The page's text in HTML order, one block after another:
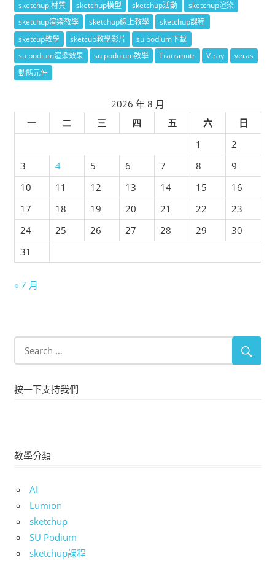
sketchup 材質 sketchup模型 sketchup活動
sketchup渲染
sketchup渲染教學
sketchup線上教學
sketchup課程
sketcup教學
sketcup教學影片
su podium下載
su podium渲染效果
su poduium教學 Transmutr V-ray
veras
動態元件
2026 年 8 月
一
二 三 四 五 六
日
1
2
3
4 5 6 7 8
9
10
11 12 13 14 15
16
17
18 19 20 21 22
23
24
25 26 27 28 29
30
31
« 7 月
按一下支持我們
教學分類
AI
Lumion
sketchup
SU Podium
sketchup課程